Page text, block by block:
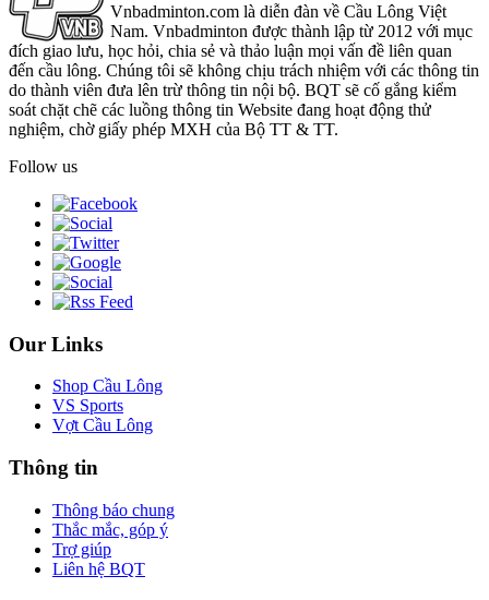
Vnbadminton.com là diễn đàn về Cầu Lông Việt
Nam. Vnbadminton được thành lập từ 2012 với mục
đích giao lưu, học hỏi, chia sẻ và thảo luận mọi vấn đề liên quan
đến cầu lông. Chúng tôi sẽ không chịu trách nhiệm với các thông tin
do thành viên đưa lên trừ thông tin nội bộ. BQT sẽ cố gắng kiểm
soát chặt chẽ các luồng thông tin Website đang hoạt động thử
nghiệm, chờ giấy phép MXH của Bộ TT & TT.
Follow us
Our Links
Shop Cầu Lông
VS Sports
Vợt Cầu Lông
Thông tin
Thông báo chung
Thắc mắc, góp ý
Trợ giúp
Liên hệ BQT